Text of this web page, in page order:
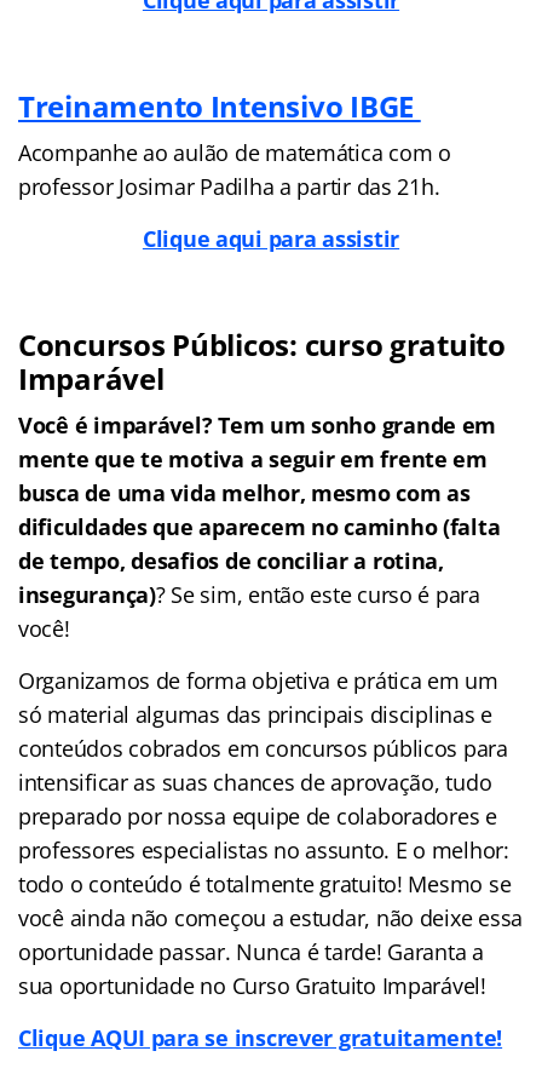
Treinamento Intensivo IBGE
Acompanhe ao aulão de matemática com o
professor Josimar Padilha a partir das 21h.
Clique aqui para assistir
Concursos Públicos: curso gratuito
Imparável
Você é imparável? Tem um sonho grande em
mente que te motiva a seguir em frente em
busca de uma vida melhor, mesmo com as
dificuldades que aparecem no caminho (falta
de tempo, desafios de conciliar a rotina,
insegurança)? Se sim, então este curso é para
você!
Organizamos de forma objetiva e prática em um
só material algumas das principais disciplinas e
conteúdos cobrados em concursos públicos para
intensificar as suas chances de aprovação, tudo
preparado por nossa equipe de colaboradores e
professores especialistas no assunto. E o melhor:
todo o conteúdo é totalmente gratuito! Mesmo se
você ainda não começou a estudar, não deixe essa
oportunidade passar. Nunca é tarde! Garanta a
sua oportunidade no Curso Gratuito Imparável!
Clique AQUI para se inscrever gratuitamente!